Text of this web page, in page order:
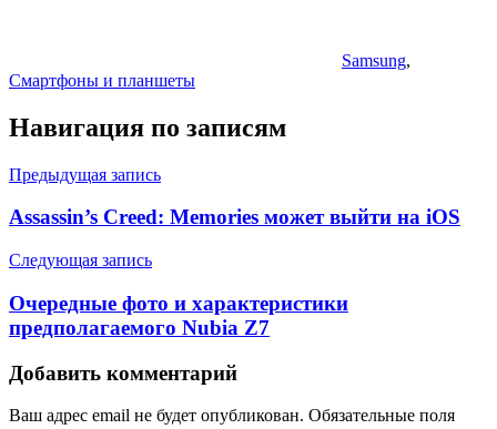
Samsung,
Смартфоны и планшеты
Навигация по записям
Предыдущая запись
Assassin’s Creed: Memories может выйти на iOS
Следующая запись
Очередные фото и характеристики
предполагаемого Nubia Z7
Добавить комментарий
Ваш адрес email не будет опубликован. Обязательные поля